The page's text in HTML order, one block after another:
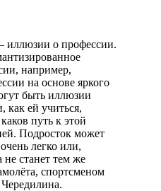
иллюзии о профессии.
например,
на основе яркого
быть иллюзии
как ей учиться,
путь к этой
Подросток может
легко или,
не станет тем же
спортсменом